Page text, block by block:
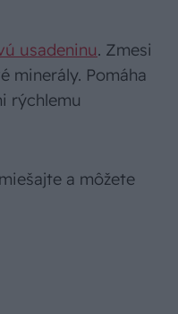
usadeninu. Zmesi
minerály. Pomáha
rýchlemu
a môžete